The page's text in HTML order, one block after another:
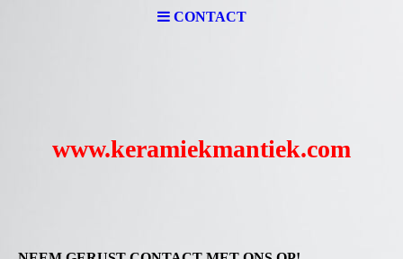
CONTACT
www.keramiekmantiek.com